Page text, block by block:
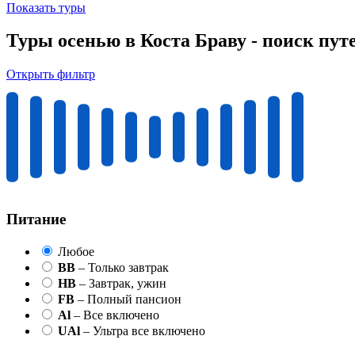
Показать туры
Туры осенью в Коста Браву - поиск
Открыть фильтр
Питание
Любое
BB – Только завтрак
HB – Завтрак, ужин
FB – Полный пансион
Al – Все включено
UAl – Ультра все включено